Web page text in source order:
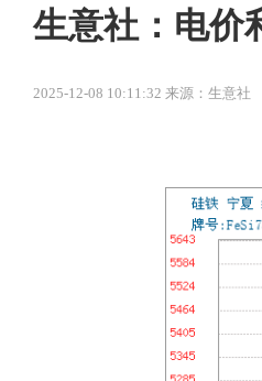
生意社：电价
2025-12-08 10:11:32 来源：生意社